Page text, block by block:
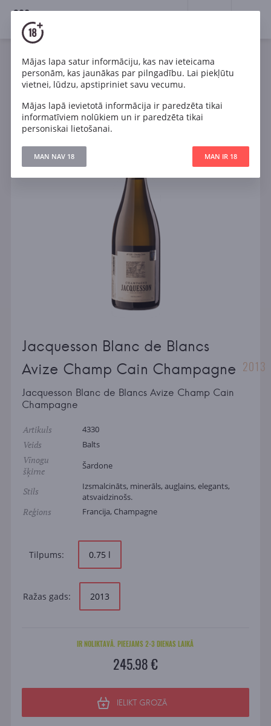
18+
Dzirkstošais Balts
Francija
Jacquesson Blanc de Blancs Avize Champ Cain
Champagne
Jacquesson Blanc de Blancs
Avize Champ Cain Champagne 2013
Jacquesson Blanc de Blancs Avize Champ Cain
Champagne
Artikuls 4330
Veids Balts
Vīnogu
šķirne
Šardone
Stils
Izsmalcināts, minerāls, augļains, elegants,
atsvaidzinošs.
Reģions Francija, Champagne
Tilpums: 0.75 l
Ražas gads: 2013
IR NOLIKTAVĀ. PIEEJAMS 2-3 DIENAS LAIKĀ
245.98 €
IELIKT GROZĀ
Mājas lapa satur informāciju, kas nav ieteicama
personām, kas jaunākas par pilngadību. Lai piekļūtu
vietnei, lūdzu, apstipriniet savu vecumu.
Mājas lapā ievietotā informācija ir paredzēta tikai
informatīviem nolūkiem un ir paredzēta tikai
personiskai lietošanai.
MAN NAV 18 MAN IR 18